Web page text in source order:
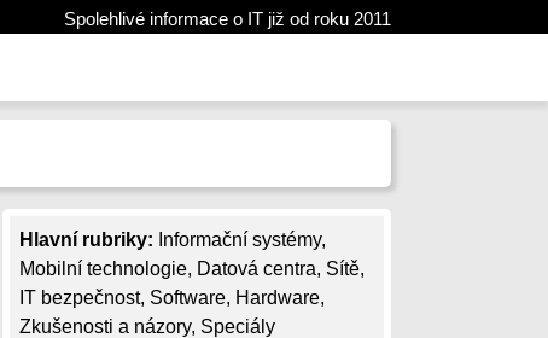
Spolehlivé informace o IT již od roku 2011
Hlavní rubriky: Informační systémy,
Mobilní technologie, Datová centra, Sítě,
IT bezpečnost, Software, Hardware,
Zkušenosti a názory, Speciály